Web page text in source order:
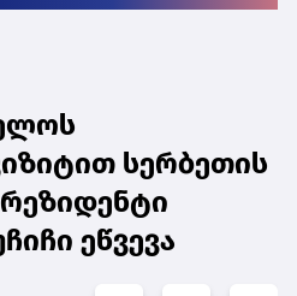
სერბეთის
ეწვევა